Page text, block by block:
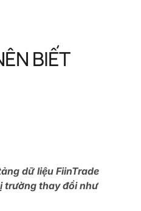
BIẾT
dữ liệu FiinTrade
trường thay đổi như